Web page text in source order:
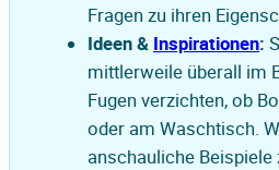
Fragen zu ihren
Ideen & Inspirationen:
mittlerweile überall im
Fugen verzichten, ob
oder am Waschtisch.
anschauliche Beispiele